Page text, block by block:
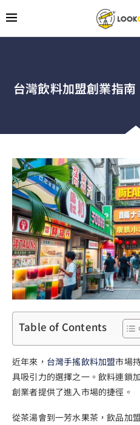
台灣飲料加盟創業指
Table of Contents
近年來， 台灣手搖飲料加盟市場
具吸引力的選擇之一。飲料連鎖
創業者提供了進入市場的捷徑。
從茶湯會到一芳水果茶，飲品加